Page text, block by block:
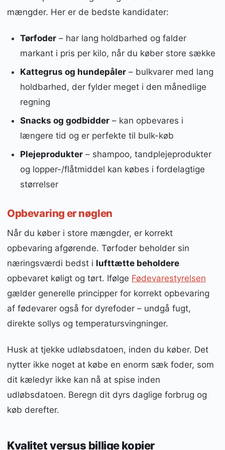
mængder. Her er de bedste kandidater:
Tørfoder– har lang holdbarhed og falder
markant i pris per kilo, når du køber store sække
Kattegrus og hundepåler– bulkvarer med lang
holdbarhed, der fylder meget i den månedlige
regning
Snacks og godbidder– kan opbevares i
længere tid og er perfekte til bulk-køb
Plejeprodukter– shampoo, tandplejeprodukter
og lopper-/flåtmiddel kan købes i fordelagtige
størrelser
Opbevaring er nøglen
Når du køber i store mængder, er korrekt
opbevaring afgørende. Tørfoder beholder sin
næringsværdi bedst i lufttætte beholdere
opbevaret køligt og tørt. Ifølge Fødevarestyrelsen
gælder generelle principper for korrekt opbevaring
af fødevarer også for dyrefoder – undgå fugt,
direkte sollys og temperatursvingninger.
Husk at tjekke udløbsdatoen, inden du køber. Det
nytter ikke noget at købe en enorm sæk foder, som
dit kæledyr ikke kan nå at spise inden
udløbsdatoen. Beregn dit dyrs daglige forbrug og
køb derefter.
Kvalitet versus billige kopier